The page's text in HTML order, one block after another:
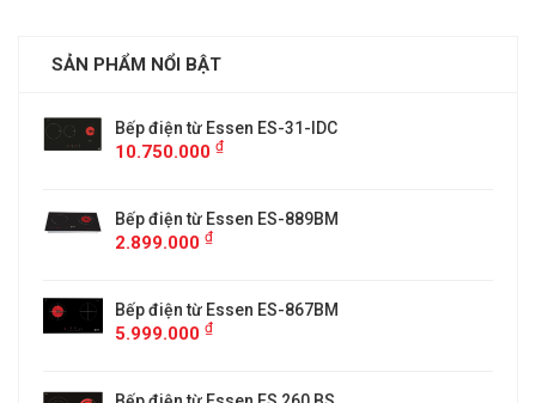
SẢN PHẨM NỔI BẬT
Bếp điện từ Essen ES-31-IDC
10.750.000 ₫
Bếp điện từ Essen ES-889BM
2.899.000 ₫
Bếp điện từ Essen ES-867BM
5.999.000 ₫